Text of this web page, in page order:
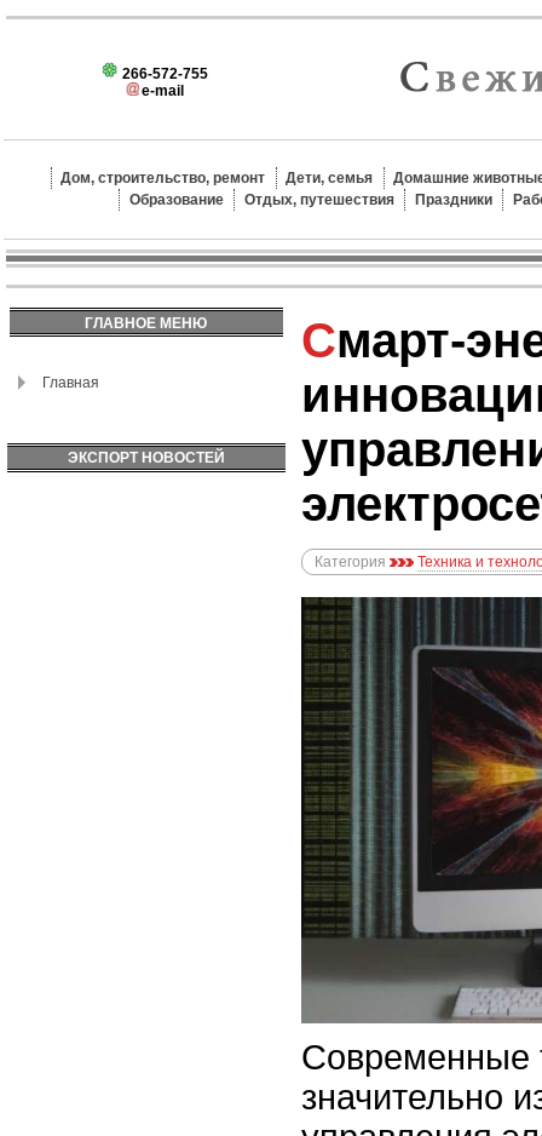
266-572-755
e-mail
Дом, строительство, ремонт Дети, семья
Домашние
Образование
Отдых, путешествия Праздники
ГЛАВНОЕ МЕНЮ
Главная
ЭКСПОРТ НОВОСТЕЙ
Смарт-энергетика:
Категория Техника и
Современные
значительно